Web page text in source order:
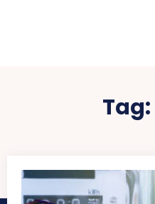
Tag: